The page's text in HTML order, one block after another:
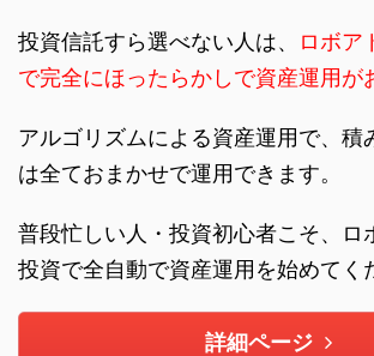
投資信託すら選べない人は、
ロボア
で完全にほったらかしで資産運用が
アルゴリズムによる資産運用で、積
は全ておまかせで運用できます。
普段忙しい人・投資初心者こそ、ロ
投資で全自動で資産運用を始めてく
詳細ページ